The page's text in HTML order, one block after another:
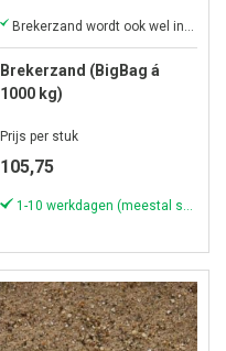
Brekerzand wordt ook wel inveegzand genoemd
Brekerzand (BigBag á
1000 kg)
Prijs per stuk
105,75